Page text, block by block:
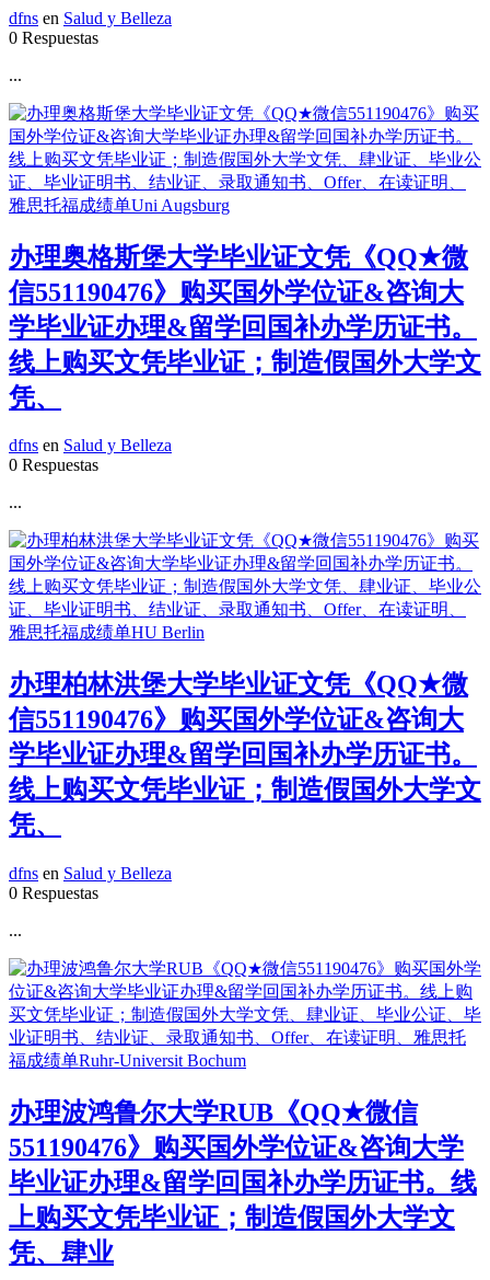
dfns en Salud y Belleza
0 Respuestas
...
办理奥格斯堡大学毕业证文凭《QQ★微
信551190476》购买国外学位证&咨询大
学毕业证办理&留学回国补办学历证书。
线上购买文凭毕业证；制造假国外大学文
凭、
dfns en Salud y Belleza
0 Respuestas
...
办理柏林洪堡大学毕业证文凭《QQ★微
信551190476》购买国外学位证&咨询大
学毕业证办理&留学回国补办学历证书。
线上购买文凭毕业证；制造假国外大学文
凭、
dfns en Salud y Belleza
0 Respuestas
...
办理波鸿鲁尔大学RUB《QQ★微信
551190476》购买国外学位证&咨询大学
毕业证办理&留学回国补办学历证书。线
上购买文凭毕业证；制造假国外大学文
凭、肆业